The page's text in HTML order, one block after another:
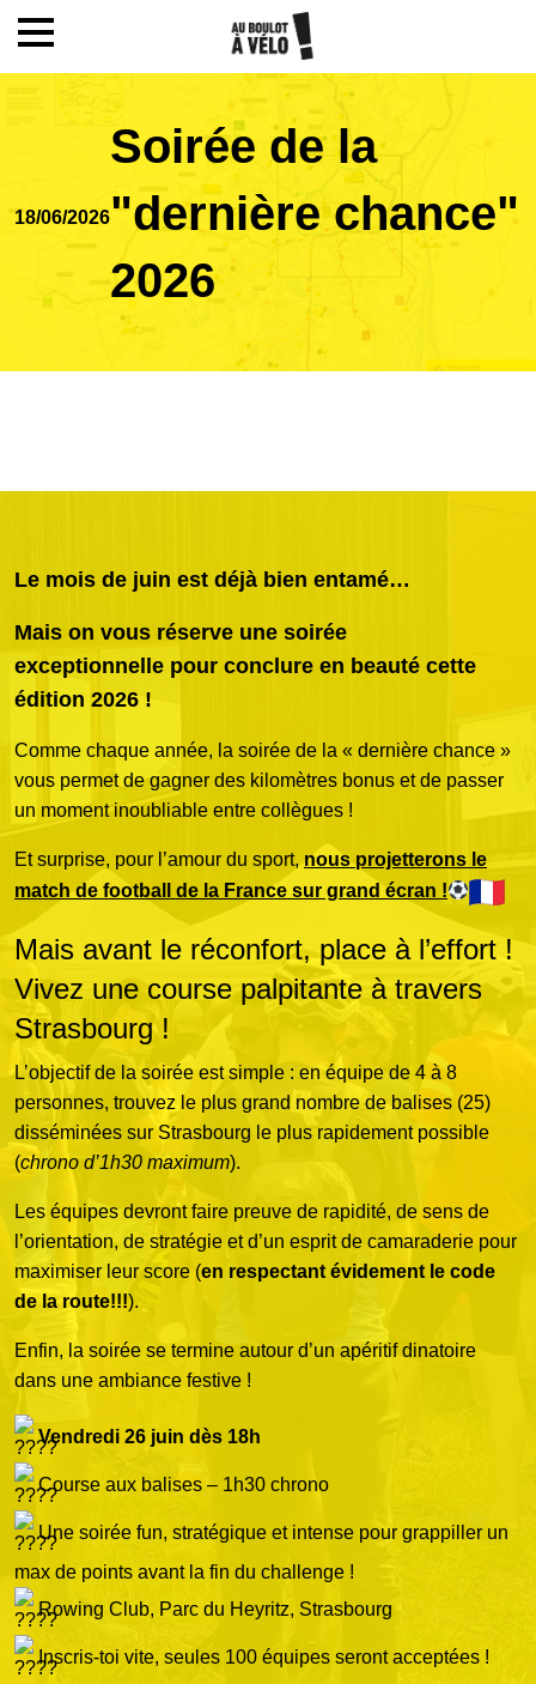
Accueil
Résultats
Les participants
FAQ
Contact
18/06/2026
Soirée de la
"dernière chance"
2026
Le mois de juin est déjà bien entamé…
Mais on vous réserve une soirée
exceptionnelle pour conclure en beauté cette
édition 2026 !
Comme chaque année, la soirée de la « dernière chance »
vous permet de gagner des kilomètres bonus et de passer
un moment inoubliable entre collègues !
Et surprise, pour l’amour du sport, nous projetterons le
match de football de la France sur grand écran !
Mais avant le réconfort, place à l’effort !
Vivez une course palpitante à travers
Strasbourg !
L’objectif de la soirée est simple : en équipe de 4 à 8
personnes, trouvez le plus grand nombre de balises (25)
disséminées sur Strasbourg le plus rapidement possible
(chrono d’1h30 maximum).
Les équipes devront faire preuve de rapidité, de sens de
l’orientation, de stratégie et d’un esprit de camaraderie pour
maximiser leur score (en respectant évidement le code
de la route!!!).
Enfin, la soirée se termine autour d’un apéritif dinatoire
dans une ambiance festive !
Vendredi 26 juin dès 18h
Course aux balises – 1h30 chrono
Une soirée fun, stratégique et intense pour grappiller un
max de points avant la fin du challenge !
Rowing Club, Parc du Heyritz, Strasbourg
Inscris-toi vite, seules 100 équipes seront acceptées !